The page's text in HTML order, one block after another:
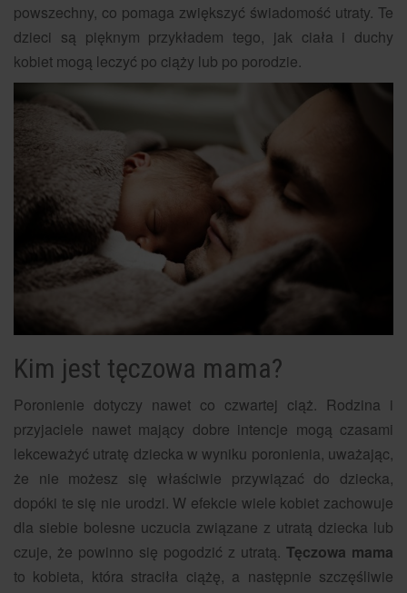
powszechny, co pomaga zwiększyć świadomość utraty. Te
dzieci są pięknym przykładem tego, jak ciała i duchy
kobiet mogą leczyć po ciąży lub po porodzie.
Kim jest tęczowa mama?
Poronienie dotyczy nawet co czwartej ciąż. Rodzina i
przyjaciele nawet mający dobre intencje mogą czasami
lekceważyć utratę dziecka w wyniku poronienia, uważając,
że nie możesz się właściwie przywiązać do dziecka,
dopóki te się nie urodzi. W efekcie wiele kobiet zachowuje
dla siebie bolesne uczucia związane z utratą dziecka lub
czuje, że powinno się pogodzić z utratą. Tęczowa mama
to kobieta, która straciła ciążę, a następnie szczęśliwie